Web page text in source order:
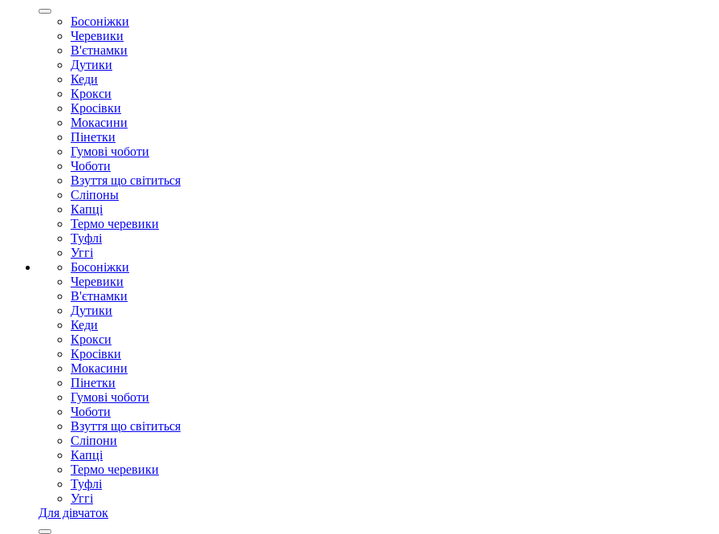
Босоніжки
Черевики
В'єтнамки
Дутики
Кеди
Крокси
Кросівки
Мокасини
Пінетки
Гумові чоботи
Чоботи
Взуття що світиться
Сліпоны
Капці
Термо черевики
Туфлі
Уггі
Босоніжки
Черевики
В'єтнамки
Дутики
Кеди
Крокси
Кросівки
Мокасини
Пінетки
Гумові чоботи
Чоботи
Взуття що світиться
Сліпони
Капці
Термо черевики
Туфлі
Уггі
Для дівчаток